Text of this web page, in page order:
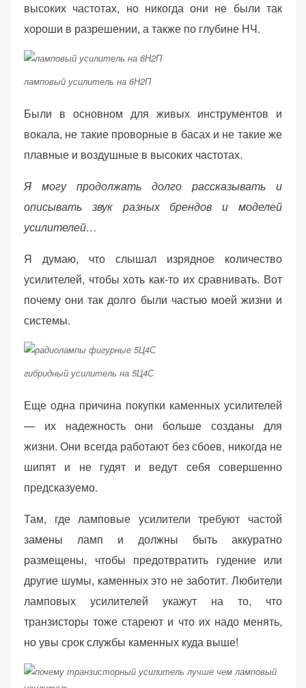
высоких частотах, но никогда они не были так
хороши в разрешении, а также по глубине НЧ.
ламповый усилитель на 6Н2П
Были в основном для живых инструментов и
вокала, не такие проворные в басах и не такие же
плавные и воздушные в высоких частотах.
Я могу продолжать долго рассказывать и
описывать звук разных брендов и моделей
усилителей…
Я думаю, что слышал изрядное количество
усилителей, чтобы хоть как-то их сравнивать. Вот
почему они так долго были частью моей жизни и
системы.
гибридный усилитель на 5Ц4С
Еще одна причина покупки каменных усилителей
— их надежность они больше созданы для
жизни. Они всегда работают без сбоев, никогда не
шипят и не гудят и ведут себя совершенно
предсказуемо.
Там, где ламповые усилители требуют частой
замены ламп и должны быть аккуратно
размещены, чтобы предотвратить гудение или
другие шумы, каменных это не заботит. Любители
ламповых усилителей укажут на то, что
транзисторы тоже стареют и что их надо менять,
но увы срок службы каменных куда выше!